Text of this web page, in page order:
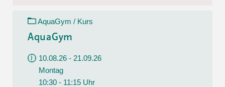
AquaGym / Kurs
AquaGym
10.08.26 - 21.09.26
Montag
10:30 - 11:15 Uhr